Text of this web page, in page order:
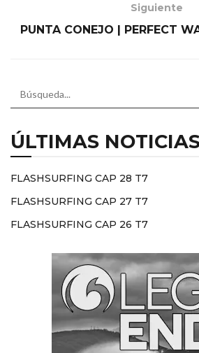
Siguiente
PUNTA CONEJO | PERFECT
ÚLTIMAS
FLASHSURFING CAP 28 T7
FLASHSURFING CAP 27 T7
FLASHSURFING CAP 26 T7